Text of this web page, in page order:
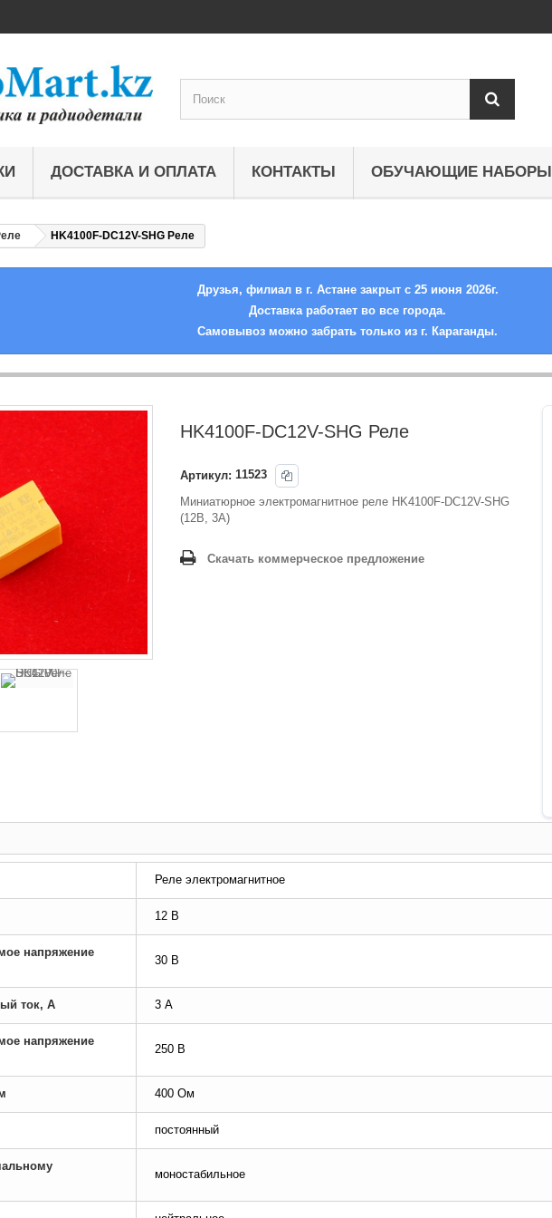
ДОСТАВКА И ОПЛАТА КОНТАКТЫ ОБУЧАЮЩИЕ НАБОРЫ
HK4100F-DC12V-SHG Реле
Друзья, филиал в г. Астане закрыт с 25 июня 2026г.
Доставка работает во все города.
Самовывоз можно забрать только из г. Караганды.
HK4100F-DC12V-SHG Реле
Артикул: 11523
Миниатюрное электромагнитное реле HK4100F-DC12V-SHG
(12В, 3A)
Скачать коммерческое предложение
Реле электромагнитное
12 В
напряжение
30 В
ток, А 3 А
напряжение
250 В
400 Ом
постоянный
моностабильное